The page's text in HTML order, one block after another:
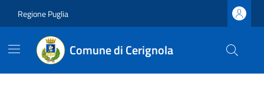
Regione Puglia
Comune di Cerignola